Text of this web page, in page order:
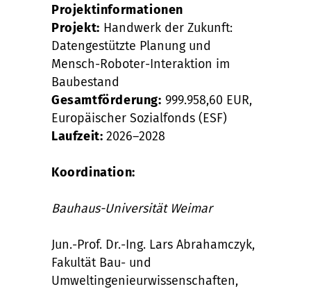
Projektinformationen
Projekt: Handwerk der Zukunft:
Datengestützte Planung und
Mensch-Roboter-Interaktion im
Baubestand
Gesamtförderung: 999.958,60 EUR,
Europäischer Sozialfonds (ESF)
Laufzeit: 2026–2028
Koordination:
Bauhaus-Universität Weimar
Jun.-Prof. Dr.-Ing. Lars Abrahamczyk,
Fakultät Bau- und
Umweltingenieurwissenschaften,